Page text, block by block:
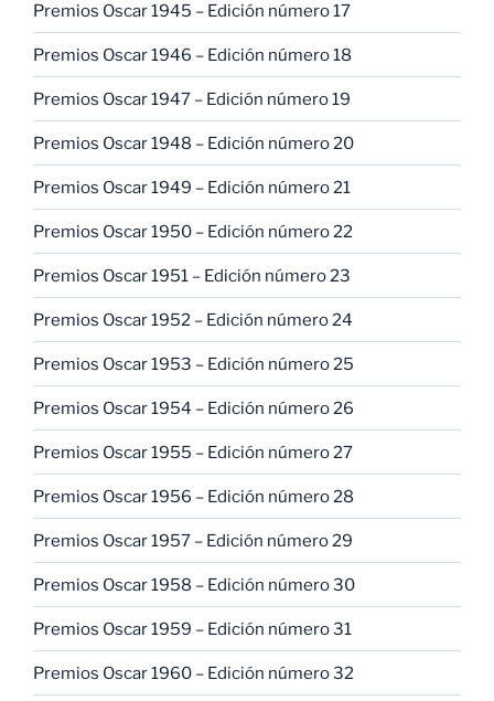
Premios Oscar 1945 – Edición número 17
Premios Oscar 1946 – Edición número 18
Premios Oscar 1947 – Edición número 19
Premios Oscar 1948 – Edición número 20
Premios Oscar 1949 – Edición número 21
Premios Oscar 1950 – Edición número 22
Premios Oscar 1951 – Edición número 23
Premios Oscar 1952 – Edición número 24
Premios Oscar 1953 – Edición número 25
Premios Oscar 1954 – Edición número 26
Premios Oscar 1955 – Edición número 27
Premios Oscar 1956 – Edición número 28
Premios Oscar 1957 – Edición número 29
Premios Oscar 1958 – Edición número 30
Premios Oscar 1959 – Edición número 31
Premios Oscar 1960 – Edición número 32